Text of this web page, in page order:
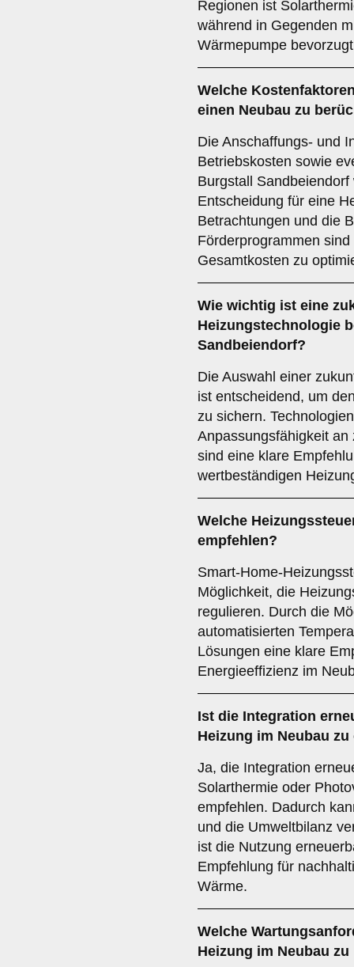
Regionen ist
während in Gegenden
Wärmepumpe
Welche
einen Neubau zu
Die Anschaffungs- und
Betriebskosten sowie
Burgstall
Entscheidung für eine
Betrachtungen und die
Förderprogrammen
Gesamtkosten zu
Wie wichtig ist eine
Heizungstechnologie
Sandbeiendorf?
Die Auswahl einer
ist entscheidend, um
zu sichern.
Anpassungsfähigkeit
sind eine klare
wertbeständigen
Welche
empfehlen?
Smart-Home-
Möglichkeit, die
regulieren. Durch die
automatisierten
Lösungen eine klare
Energieeffizienz im
Ist die Integration
Heizung im Neubau
Ja, die Integration
Solarthermie oder
empfehlen. Dadurch
und die Umweltbilanz
ist die Nutzung
Empfehlung für
Wärme.
Welche
Heizung im Neubau